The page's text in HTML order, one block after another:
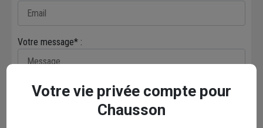
Votre message* :
Votre vie privée compte pour
Chausson